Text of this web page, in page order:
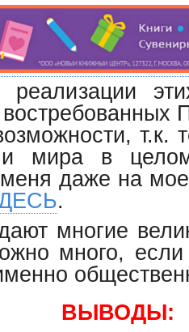
т.к.
мира в
даже на
.
многие
много,
ВЫВОДЫ: